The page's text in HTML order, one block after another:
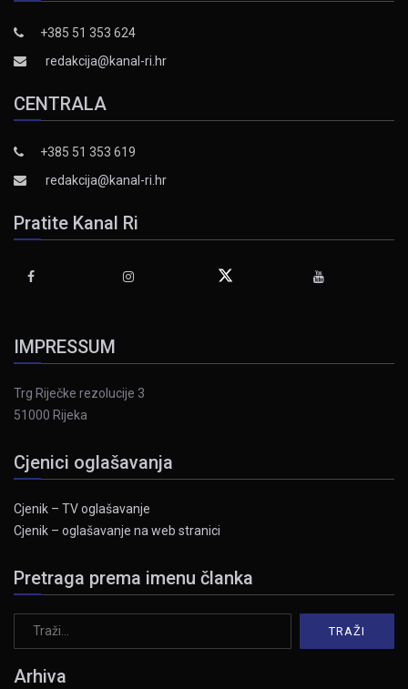
+385 51 353 624
redakcija@kanal-ri.hr
CENTRALA
+385 51 353 619
redakcija@kanal-ri.hr
Pratite Kanal Ri
IMPRESSUM
Trg Riječke rezolucije 3
51000 Rijeka
Cjenici oglašavanja
Cjenik – TV oglašavanje
Cjenik – oglašavanje na web stranici
Pretraga prema imenu članka
Arhiva